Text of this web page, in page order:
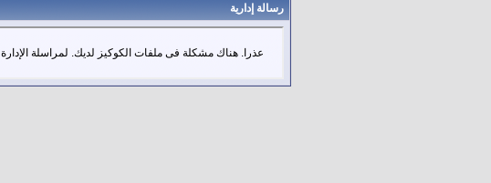
رسالة إدارية
عذرا. هناك مشكلة فى ملفات الكوكيز لديك. لمراسلة الإدارة